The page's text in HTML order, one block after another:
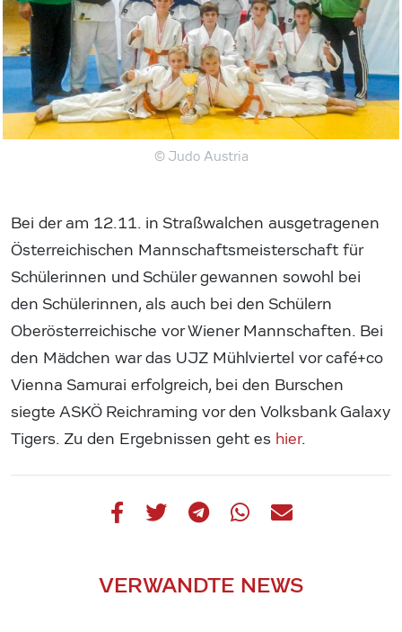
© Judo Austria
Bei der am 12.11. in Straßwalchen ausgetragenen
Österreichischen Mannschaftsmeisterschaft für
Schülerinnen und Schüler gewannen sowohl bei
den Schülerinnen, als auch bei den Schülern
Oberösterreichische vor Wiener Mannschaften. Bei
den Mädchen war das UJZ Mühlviertel vor café+co
Vienna Samurai erfolgreich, bei den Burschen
siegte ASKÖ Reichraming vor den Volksbank Galaxy
Tigers. Zu den Ergebnissen geht es hier.
VERWANDTE NEWS